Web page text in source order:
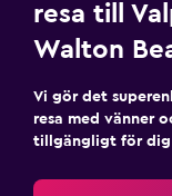
resa till
Walton
Vi gör det
resa med vänner
tillgängligt för dig